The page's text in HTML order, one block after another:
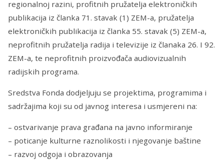
regionalnoj razini, profitnih pružatelja elektroničkih
publikacija iz članka 71. stavak (1) ZEM-a, pružatelja
elektroničkih publikacija iz članka 55. stavak (5) ZEM-a,
neprofitnih pružatelja radija i televizije iz članaka 26. I 92.
ZEM-a, te neprofitnih proizvođača audiovizualnih
radijskih programa.
Sredstva Fonda dodjeljuju se projektima, programima i
sadržajima koji su od javnog interesa i usmjereni na:
– ostvarivanje prava građana na javno informiranje
– poticanje kulturne raznolikosti i njegovanje baštine
– razvoj odgoja i obrazovanja